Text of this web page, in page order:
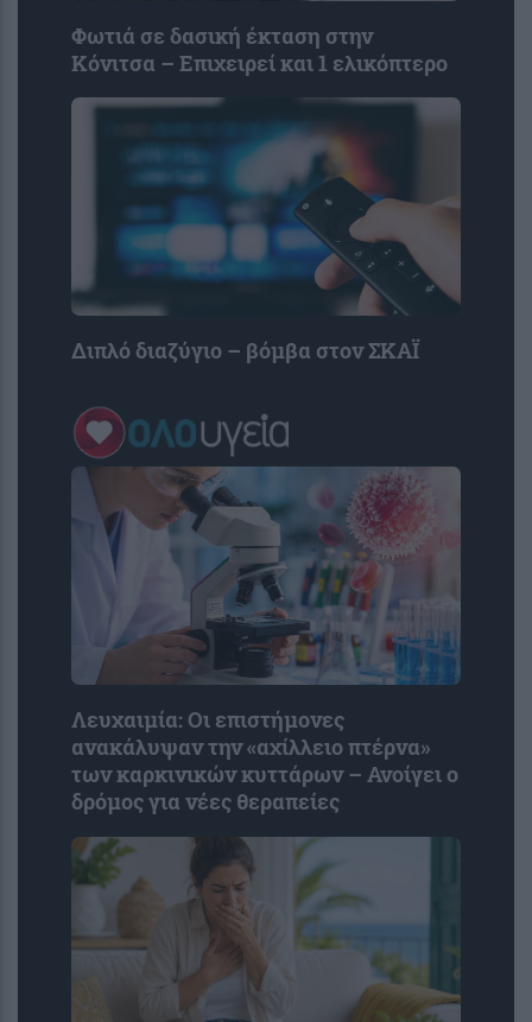
Φωτιά σε δασική έκταση στην
Κόνιτσα – Επιχειρεί και 1 ελικόπτερο
Διπλό διαζύγιο – βόμβα στον ΣΚΑΪ
Λευχαιμία: Οι επιστήμονες
ανακάλυψαν την «αχίλλειο πτέρνα»
των καρκινικών κυττάρων – Ανοίγει ο
δρόμος για νέες θεραπείες